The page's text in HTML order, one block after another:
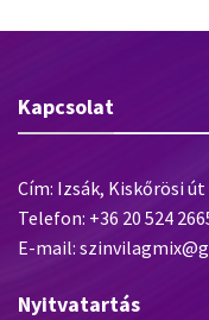
Kapcsolat
Cím: Izsák, Kiskőrösi út
Telefon: +36 20 524
E-mail:
Nyitvatartás